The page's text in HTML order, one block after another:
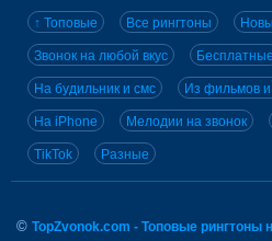
↑ Топовые Все рингтоны
Звонок на любой вкус Бесплатные
На будильник и смс Из фильмов и
На iPhone Мелодии на звонок
TikTok Разные
© TopZvonok.com - Топовые рингтоны